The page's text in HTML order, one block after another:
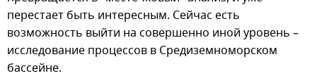
перестает быть интересным. Сейчас есть
возможность выйти на совершенно иной уровень –
исследование процессов в Средиземноморском
бассейне.